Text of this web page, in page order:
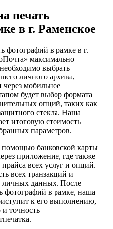
печать
в г. Раменское
фотографий в рамке в г.
максимально
выбрать
личного архива,
через мобильное
будет выбор формата
опций, таких как
стекла. Наша
итоговую стоимость
параметров.
помощью банковской карты
приложение, где также
всех услуг и опций.
всех транзакций и
личных данных. После
фотографий в рамке, наша
к его выполнению,
и точность